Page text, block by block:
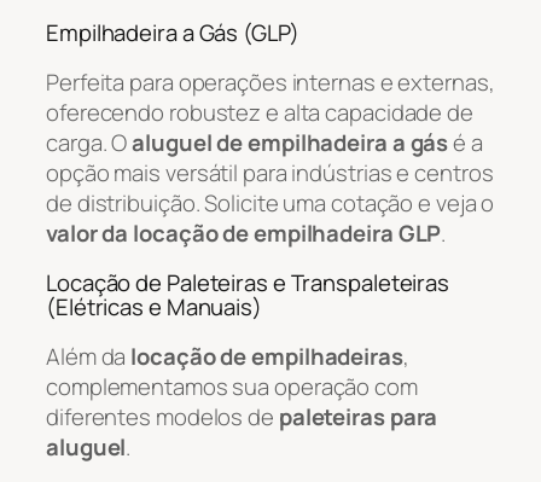
Empilhadeira a Gás (GLP)
Perfeita para operações internas e externas,
oferecendo robustez e alta capacidade de
carga. Oaluguel de empilhadeira a gásé a
opção mais versátil para indústrias e centros
de distribuição. Solicite uma cotação e veja o
valor da locação de empilhadeira GLP.
Locação de Paleteiras e Transpaleteiras
(Elétricas e Manuais)
Além da locação de empilhadeiras,
complementamos sua operação com
diferentes modelos de paleteiras para
aluguel.